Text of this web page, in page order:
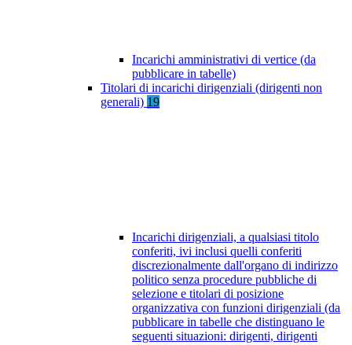
Incarichi amministrativi di vertice (da
pubblicare in tabelle)
Titolari di incarichi dirigenziali (dirigenti non
generali) 19
Incarichi dirigenziali, a qualsiasi titolo
conferiti, ivi inclusi quelli conferiti
discrezionalmente dall'organo di indirizzo
politico senza procedure pubbliche di
selezione e titolari di posizione
organizzativa con funzioni dirigenziali (da
pubblicare in tabelle che distinguano le
seguenti situazioni: dirigenti, dirigenti